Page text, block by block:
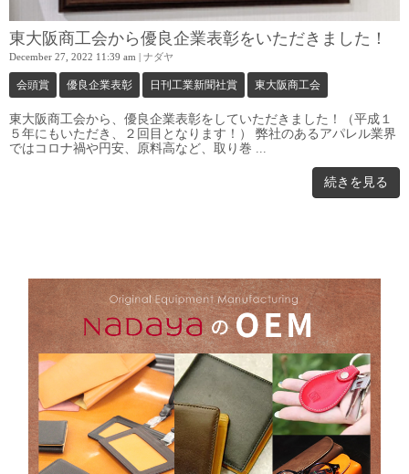
東大阪商工会から優良企業表彰をいただきました！
December 27, 2022 11:39 am | ナダヤ
会頭賞 優良企業表彰 日刊工業新聞社賞 東大阪商工会
東大阪商工会から、優良企業表彰をしていただきました！（平成１
５年にもいただき、２回目となります！） 弊社のあるアパレル業界
ではコロナ禍や円安、原料高など、取り巻 ...
続きを見る